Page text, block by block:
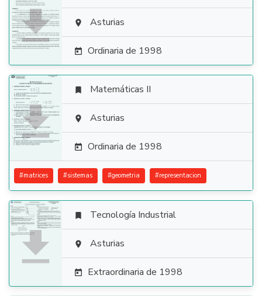
  Asturias
 Ordinaria de 1998

 Matemáticas II
 Asturias
 Ordinaria de 1998
#matrices #sistemas #geometria #representacion

 Tecnología Industrial
 Asturias
 Extraordinaria de 1998